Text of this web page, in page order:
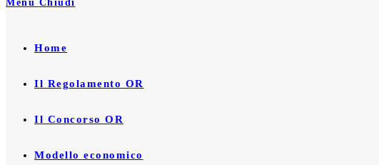
Menu Chiudi
Home
Il Regolamento OR
Il Concorso OR
Modello economico